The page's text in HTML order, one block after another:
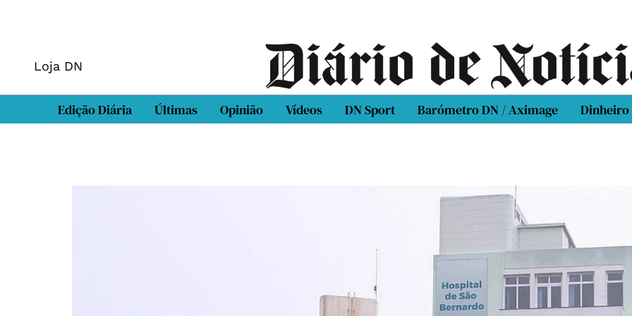
Loja DN
Edição Diária Últimas Opinião Vídeos DN Sport Barómetro DN / Aximage Dinheiro